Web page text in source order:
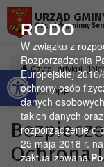
Otwórz pasek narzędzi
RODO
W związku z
Rozporządzenia
Europejskiej
ochrony osób
danych
takich danych
rozporządzenie o
25 maja 2018 r.
zaktualizowana
URZĄD
Oficjalny gminny
Czytaj artykuł
formacie PDF
Ochrona